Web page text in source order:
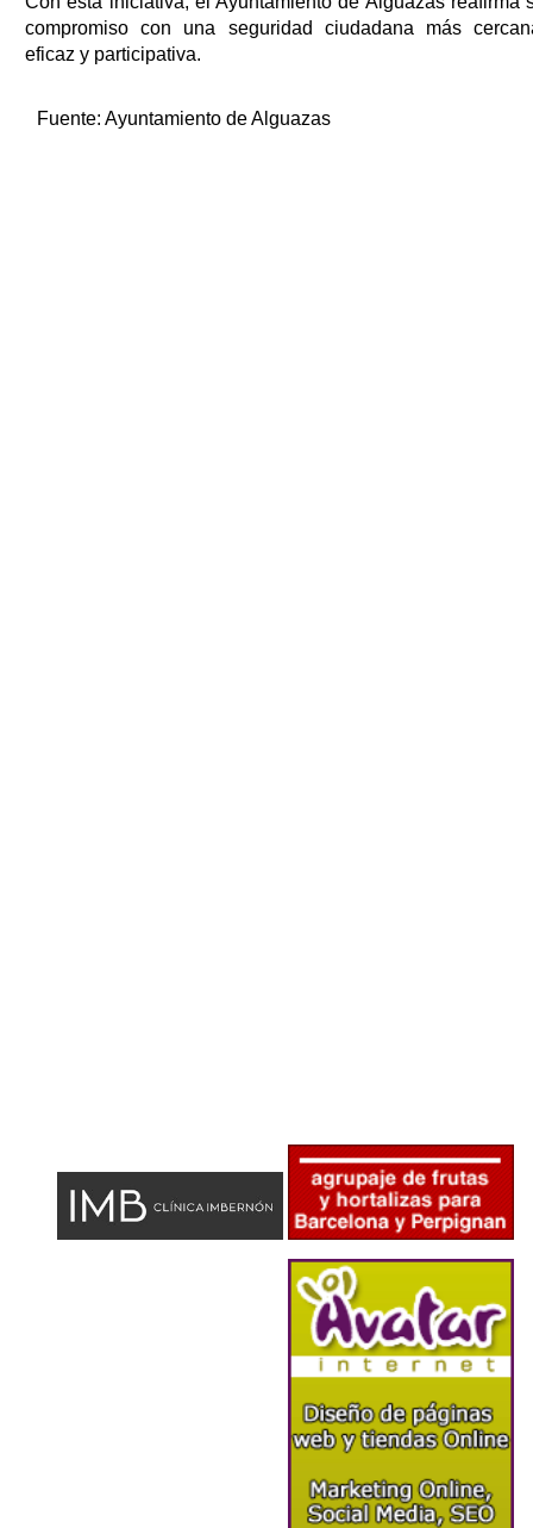
compromiso con una seguridad ciudadana más
eficaz y participativa.
Fuente: Ayuntamiento de Alguazas